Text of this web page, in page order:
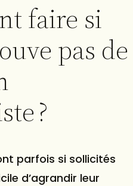
faire si
pas de
?
parfois si sollicités
d’agrandir leur